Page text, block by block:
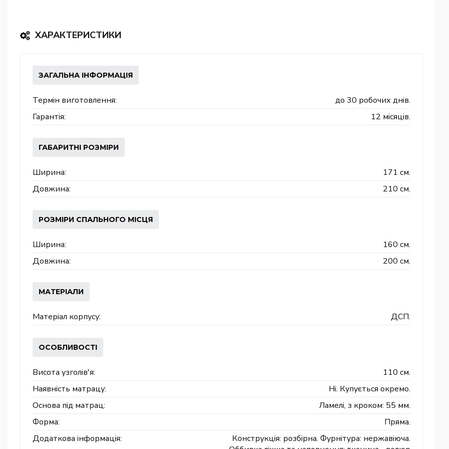
ХАРАКТЕРИСТИКИ
ЗАГАЛЬНА ІНФОРМАЦІЯ
Термін виготовлення:
до 30 робочих днів.
Гарантія:
12 місяців.
ГАБАРИТНІ РОЗМІРИ
Ширина:
171 см.
Довжина:
210 см.
РОЗМІРИ СПАЛЬНОГО МІСЦЯ
Ширина:
160 см.
Довжина:
200 см.
МАТЕРІАЛИ
Матеріал корпусу: ДСП.
ОСОБЛИВОСТІ
Висота узголів'я:
110 см.
Наявність матрацу:
Ні. Купується окремо.
Основа під матрац:
Ламелі, з кроком: 55 мм.
Форма:
Пряма.
Додаткова інформація:
Конструкція: розбірна. Фурнітура: нержавіюча.